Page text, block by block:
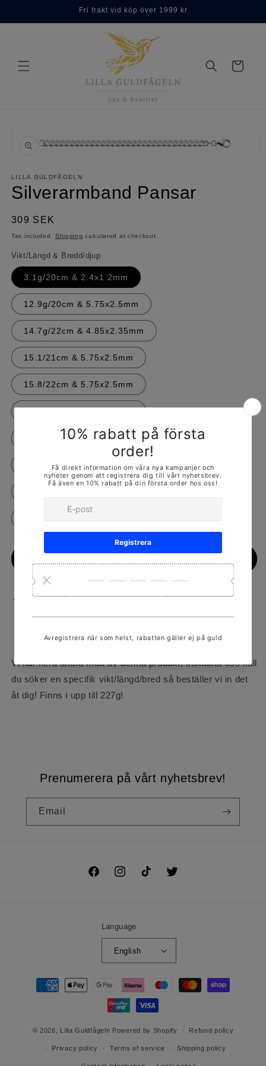
Fri frakt vid köp över 1999 kr
Cart
product
information
1
in
modal
LILLA GULDFÅGELN
Silverarmband Pansar
Regular
price
309 SEK
Tax included. Shipping calculated at checkout.
Vikt/Längd & Bredd/djup
3.1g/20cm & 2.4x1.2mm
12.9g/20cm & 5.75x2.5mm
14.7g/22cm & 4.85x2.35mm
15.1/21cm & 5.75x2.5mm
15.8/22cm & 5.75x2.5mm
26.7/22cm & 7.4x3.05mm
33.5/18 & 9.1x3.9mm 38.2/19 & 9.1x3.9mm
Pickup available atORMINGEPLAN 3
Vi har flera andra mått av denna produkt, kontakta oss ifall
du söker en specifik vikt/längd/bred så beställer vi in det
åt dig! Finns i upp till 227g!
Prenumerera på vårt nyhetsbrev!
Email
FacebookInstagramTikTok Twitter
Language
English
Payment
methods
© 2026, Lilla Guldfågeln Powered by Shopify Refund policy
Privacy policy Terms of service Shipping policy